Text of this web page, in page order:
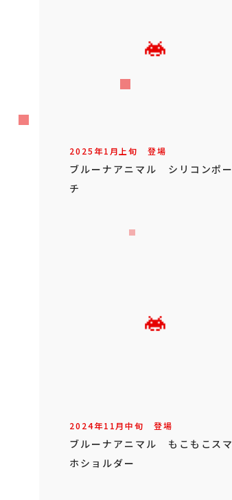
2025年1月上旬 登場
ブルーナアニマル シリコンポー
チ
2024年11月中旬 登場
ブルーナアニマル もこもこスマ
ホショルダー